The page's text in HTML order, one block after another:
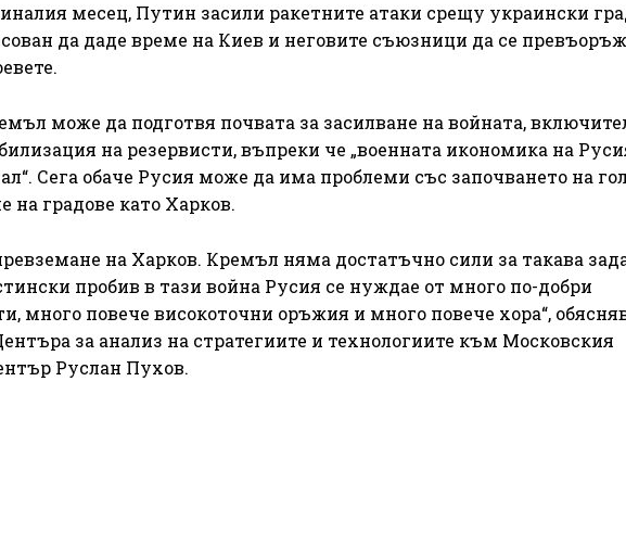
месец, Путин засили ракетните атаки срещу украински
да даде време на Киев и неговите съюзници да се
може да подготвя почвата за засилване на войната,
на резервисти, въпреки че „военната икономика на
Сега обаче Русия може да има проблеми със започването на
на градове като Харков.
на Харков. Кремъл няма достатъчно сили за такава
пробив в тази война Русия се нуждае от много по-добри
много повече високоточни оръжия и много повече хора“,
за анализ на стратегиите и технологиите към Московския
Руслан Пухов.